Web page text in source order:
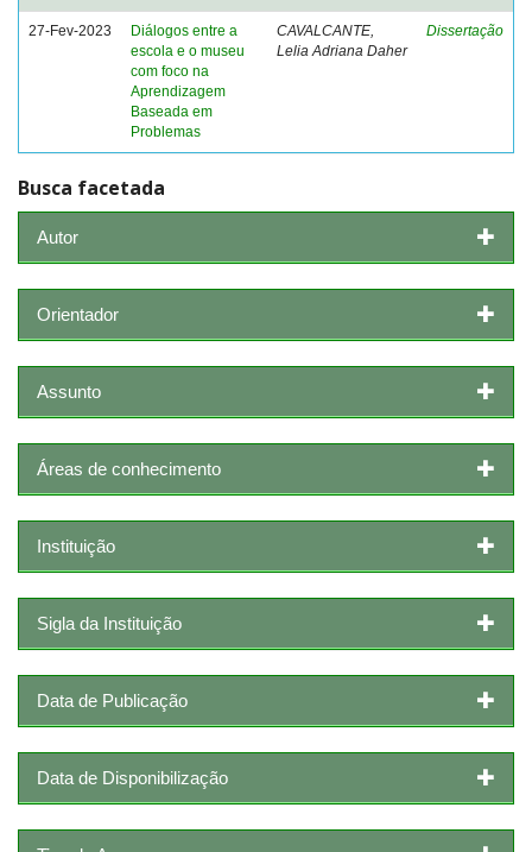
27-Fev-2023
Diálogos entre a
escola e o museu
com foco na
Aprendizagem
Baseada em
Problemas
CAVALCANTE,
Lelia Adriana Daher
Dissertação
Busca facetada
Autor
Orientador
Assunto
Áreas de conhecimento
Instituição
Sigla da Instituição
Data de Publicação
Data de Disponibilização